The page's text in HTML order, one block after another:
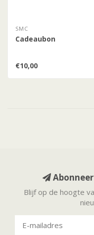
SMC
Cadeaubon
€10,00
Blijf op de hoogte